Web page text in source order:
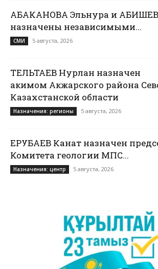
АБАКАНОВА Эльнура и
назначены независимыми...
СМИ 5 августа, 2026
ТЕЛЬТАЕВ Нурлан назначен
акимом Акжарского района
Казахстанской области
Назначения: регионы 5 августа, 2026
ЕРУБАЕВ Канат назначен
Комитета геологии МПС...
Назначения: центр 5 августа, 2026